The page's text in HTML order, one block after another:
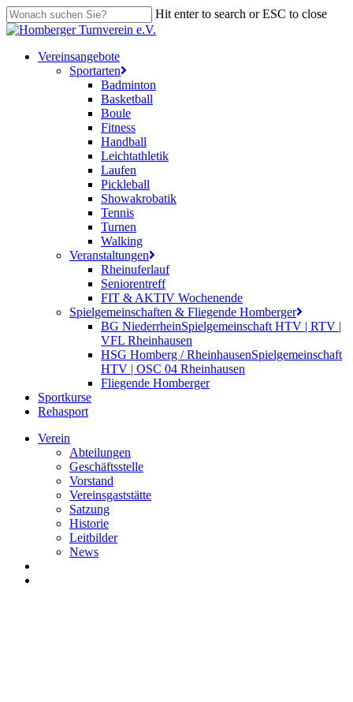
Skip
to
content
Hit enter to search or ESC to close
Close
search
Menu
Vereinsangebote
Sportarten
Badminton
Basketball
Boule
Fitness
Handball
Leichtathletik
Laufen
Pickleball
Showakrobatik
Tennis
Turnen
Walking
Veranstaltungen
Rheinuferlauf
Seniorentreff
FIT & AKTIV Wochenende
Spielgemeinschaften & Fliegende Homberger
BG NiederrheinSpielgemeinschaft HTV | RTV |
VFL Rheinhausen
HSG Homberg / RheinhausenSpielgemeinschaft
HTV | OSC 04 Rheinhausen
Fliegende Homberger
Sportkurse
Rehasport
Verein
Abteilungen
Geschäftsstelle
Vorstand
Vereinsgaststätte
Satzung
Historie
Leitbilder
News